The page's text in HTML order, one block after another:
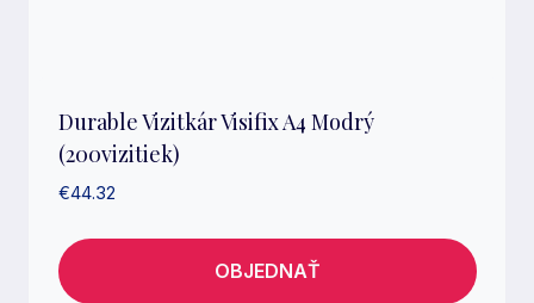
Durable Vizitkár Visifix A4 Modrý
(200vizitiek)
€44.32
OBJEDNAŤ